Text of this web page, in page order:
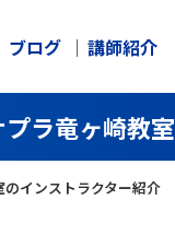
ブログ 講師紹介
ラ竜ヶ崎教室
インストラクター紹介